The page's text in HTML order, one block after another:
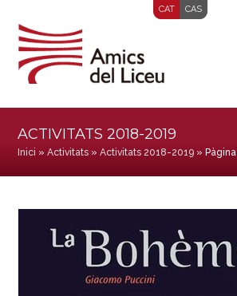
CAT CAS
ACTIVITATS 2018-2019
Inici »Activitats »Activitats 2018-2019 »